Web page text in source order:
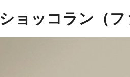
ショッコラン（フ